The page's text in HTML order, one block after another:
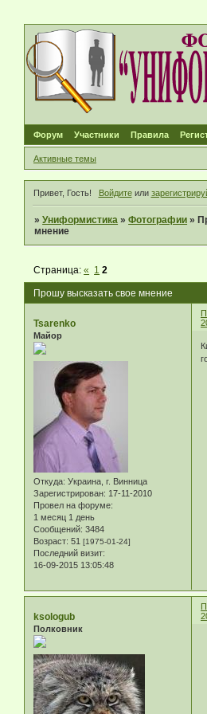
Форум Участники Правила
Активные темы
Привет, Гость! Войдитеили
»Униформистика »Фотографии »
мнение
Прошу высказать свое мнение
Страница:« 1 2
Tsarenko
Майор
Откуда: Украина, г. Винница
Зарегистрирован: 17-11-2010
Провел на форуме:
1 месяц 1 день
Сообщений: 3484
Возраст: 51 [1975-01-24]
Последний визит:
16-09-2015 13:05:48
ksologub
Полковник